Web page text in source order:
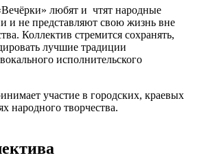
любят и чтят народные
и не представляют свою жизнь вне
Коллектив стремится сохранять,
лучшие традиции
исполнительского
участие в городских, краевых
народного творчества.